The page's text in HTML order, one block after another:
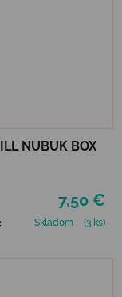
NUBUK BOX
7,50 €
Skladom (3 ks)